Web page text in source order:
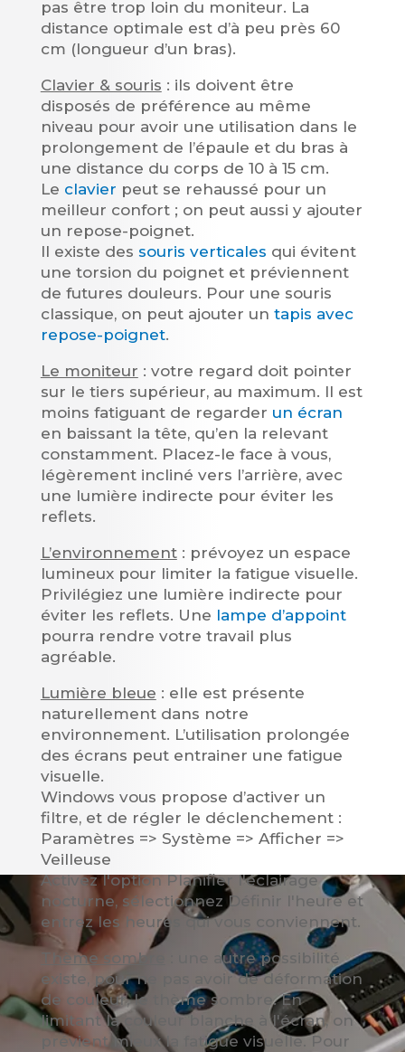
pas être trop loin du moniteur. La
distance optimale est d’à peu près 60
cm (longueur d’un bras).
Clavier & souris : ils doivent être
disposés de préférence au même
niveau pour avoir une utilisation dans le
prolongement de l’épaule et du bras à
une distance du corps de 10 à 15 cm.
Le clavier peut se rehaussé pour un
meilleur confort ; on peut aussi y ajouter
un repose-poignet.
Il existe des souris verticales qui évitent
une torsion du poignet et préviennent
de futures douleurs. Pour une souris
classique, on peut ajouter un tapis avec
repose-poignet.
Le moniteur : votre regard doit pointer
sur le tiers supérieur, au maximum. Il est
moins fatiguant de regarder un écran
en baissant la tête, qu’en la relevant
constamment. Placez-le face à vous,
légèrement incliné vers l’arrière, avec
une lumière indirecte pour éviter les
reflets.
L’environnement: prévoyez un espace
lumineux pour limiter la fatigue visuelle.
Privilégiez une lumière indirecte pour
éviter les reflets. Une lampe d’appoint
pourra rendre votre travail plus
agréable.
Lumière bleue : elle est présente
naturellement dans notre
environnement. L’utilisation prolongée
des écrans peut entrainer une fatigue
visuelle.
Windows vous propose d’activer un
filtre, et de régler le déclenchement :
Paramètres => Système => Afficher =>
Veilleuse
Activez l'option Planifier l'éclairage
nocturne, sélectionnez Définir l'heure et
entrez les heures qui vous conviennent.
Thème sombre
: une autre possibilité
existe, pour ne pas avoir de déformation
de couleur, le thème sombre. En
limitant la couleur blanche à l'écran, on
prévient mieux la fatigue visuelle. Pour